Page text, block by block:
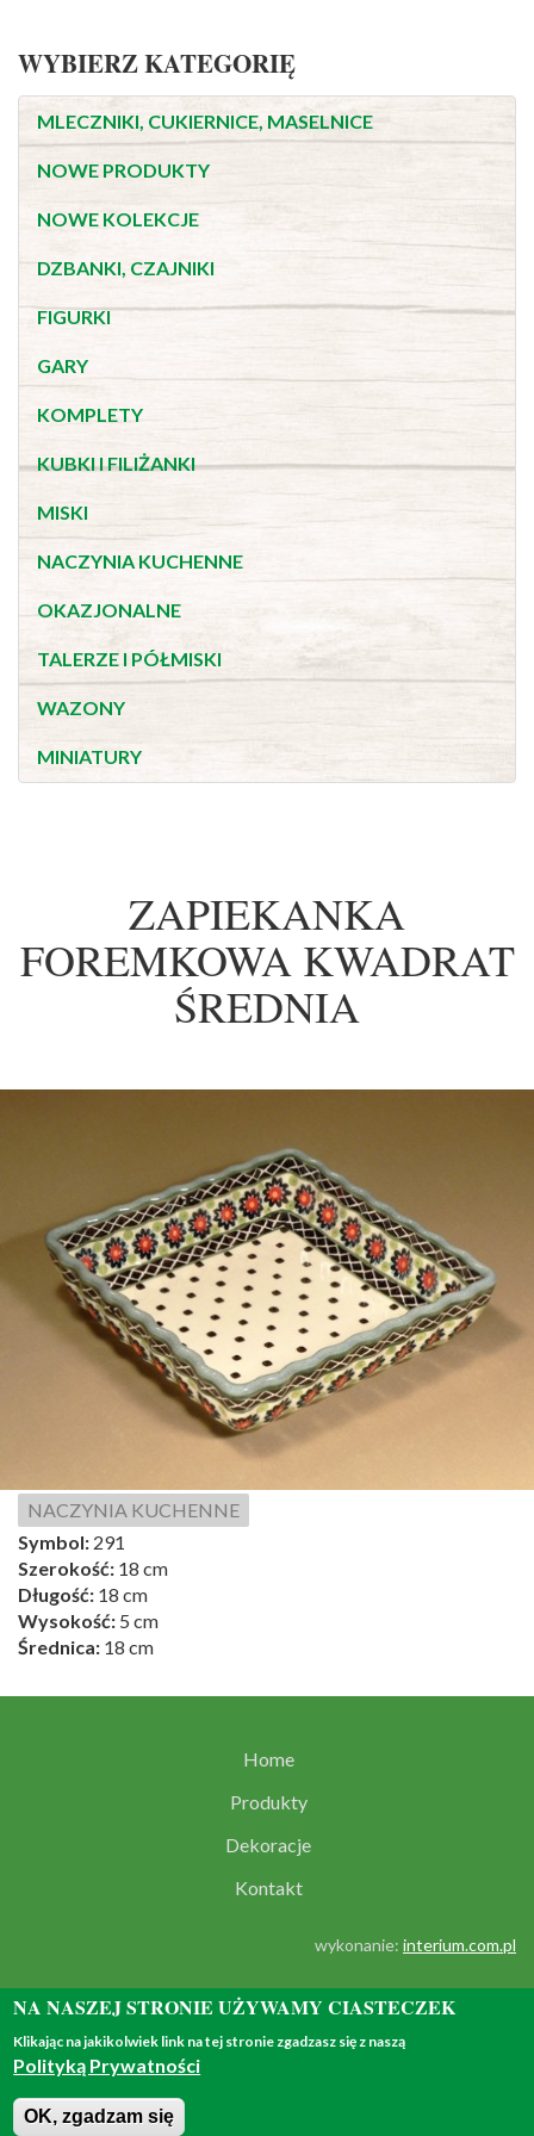
WYBIERZ KATEGORIĘ
MLECZNIKI, CUKIERNICE, MASELNICE
NOWE PRODUKTY
NOWE KOLEKCJE
DZBANKI, CZAJNIKI
FIGURKI
GARY
KOMPLETY
KUBKI I FILIŻANKI
MISKI
NACZYNIA KUCHENNE
OKAZJONALNE
TALERZE I PÓŁMISKI
WAZONY
MINIATURY
ZAPIEKANKA
FOREMKOWA KWADRAT
ŚREDNIA
NACZYNIA KUCHENNE
Symbol: 291
Szerokość: 18 cm
Długość: 18 cm
Wysokość: 5 cm
Średnica: 18 cm
Home
Produkty
Dekoracje
Kontakt
wykonanie: interium.com.pl
© 2018 - all rights reserved
NA NASZEJ STRONIE UŻYWAMY CIASTECZEK
Klikając na jakikolwiek link na tej stronie zgadzasz się z naszą
Polityką Prywatności
OK, zgadzam się